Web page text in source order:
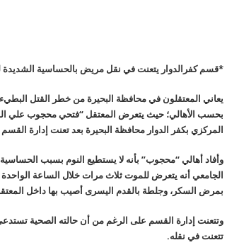
*قسم كفرالدوار يتعنت في نقل مريض بالحساسية
يعاني المعتقلون في محافظة البحيرة من خطر القتل
بحسب الأهالي؛ حيث يتعرض المعتقل “فتحي محجوب علي
المركزي بكفر الدوار محافظة البحيرة بعد تعنت إدارة
وأفاد أهالي “محجوب” بأنه لا يستطيع النوم بسبب
الجامعي أنه يتعرض للموت ثلاث مرات خلال الساعة
بمرض السكر، وجلطة بالقدم اليسرى أصيب بها داخل
وتتعنت إدارة القسم على الرغم من أن حالته الصحية
تتعنت في نقله.